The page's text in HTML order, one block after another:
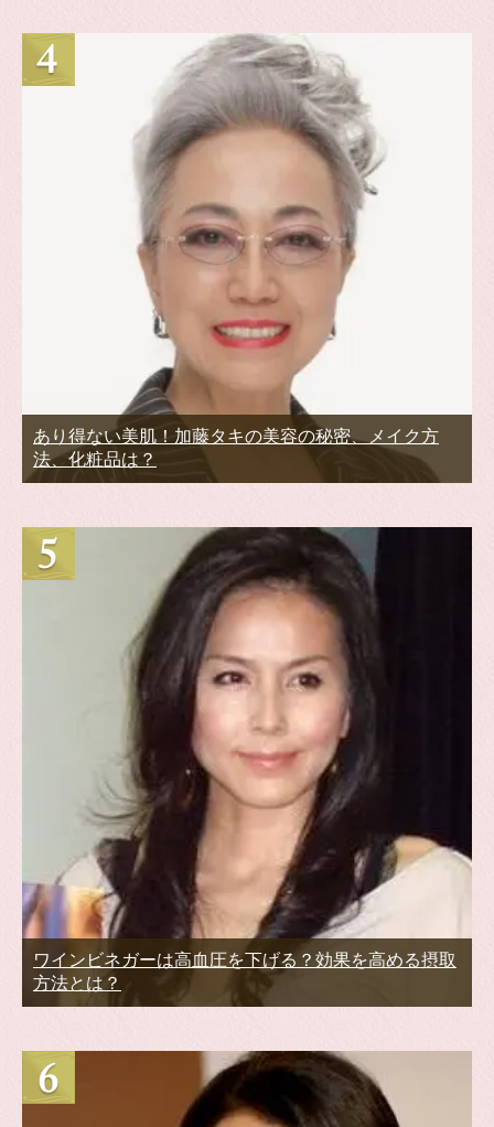
あり得ない美肌！加藤タキの美容の秘密、メイク方
法、化粧品は？
ワインビネガーは高血圧を下げる？効果を高める摂取
方法とは？